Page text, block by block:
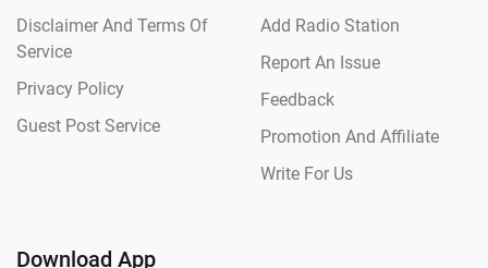
Disclaimer And Terms Of
Service
Privacy Policy
Guest Post Service
Add Radio Station
Report An Issue
Feedback
Promotion And Affiliate
Write For Us
Download App